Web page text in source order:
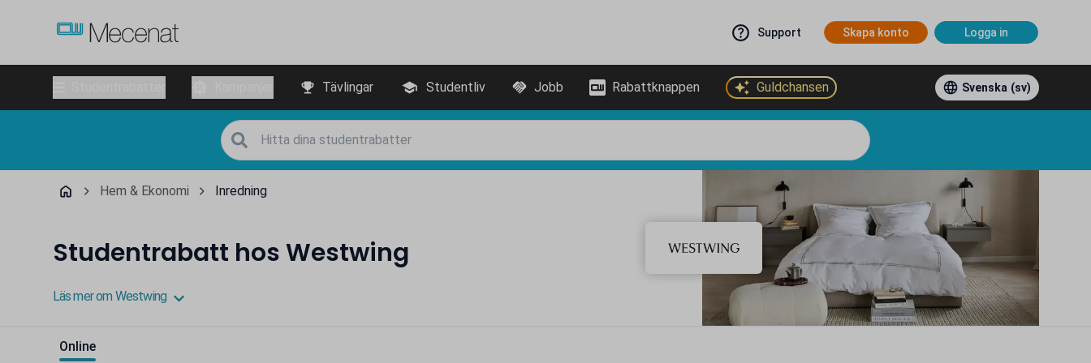
Support Skapa konto Logga in
Tävlingar Studentliv Jobb Rabattknappen Guldchansen Svenska (sv)
Hem & Ekonomi Inredning
Studentrabatt hos Westwing
Läs mer om Westwing
Online